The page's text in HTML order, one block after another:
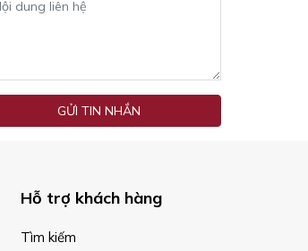
GỬI TIN NHẮN
Hỗ trợ khách hàng
Tìm kiếm